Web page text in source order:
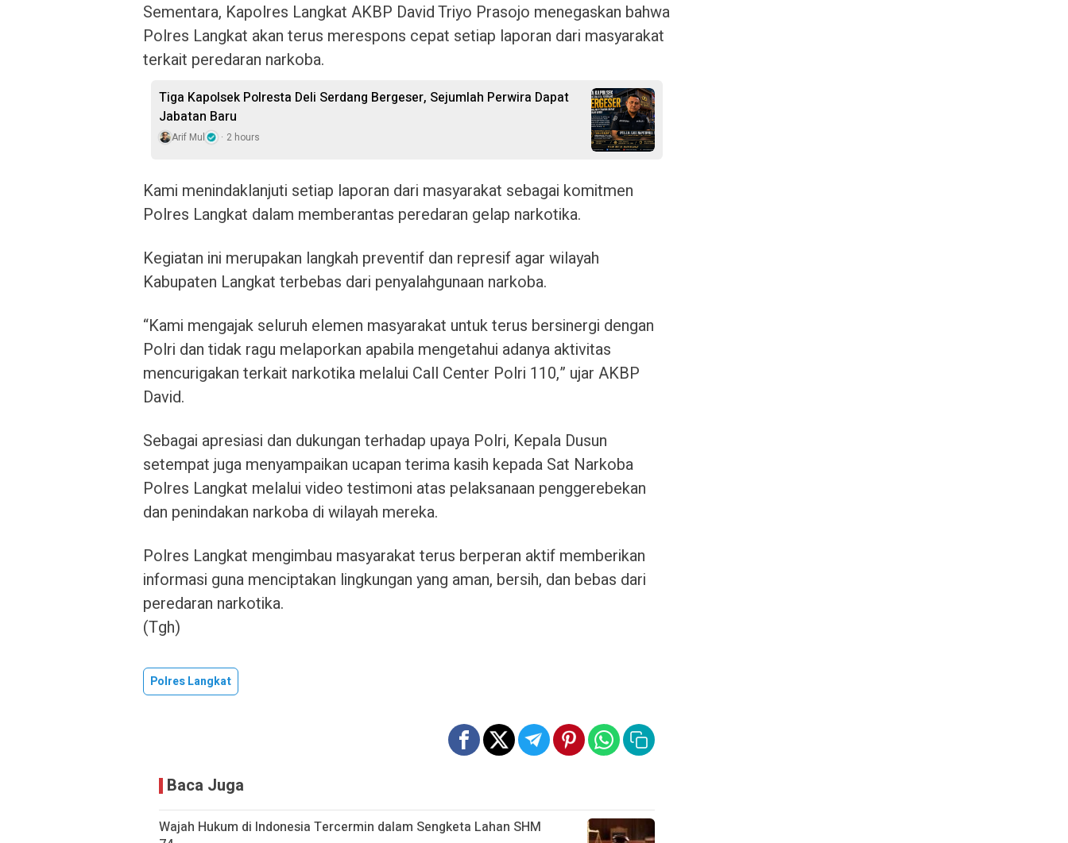
Sementara, Kapolres Langkat AKBP David Triyo Prasojo menegaskan bahwa
Polres Langkat akan terus merespons cepat setiap laporan dari masyarakat
terkait peredaran narkoba.
Tiga Kapolsek Polresta Deli Serdang Bergeser, Sejumlah Perwira Dapat
Jabatan Baru
Arif Mul 2 hours
Kami menindaklanjuti setiap laporan dari masyarakat sebagai komitmen
Polres Langkat dalam memberantas peredaran gelap narkotika.
Kegiatan ini merupakan langkah preventif dan represif agar wilayah
Kabupaten Langkat terbebas dari penyalahgunaan narkoba.
“Kami mengajak seluruh elemen masyarakat untuk terus bersinergi dengan
Polri dan tidak ragu melaporkan apabila mengetahui adanya aktivitas
mencurigakan terkait narkotika melalui Call Center Polri 110,” ujar AKBP
David.
Sebagai apresiasi dan dukungan terhadap upaya Polri, Kepala Dusun
setempat juga menyampaikan ucapan terima kasih kepada Sat Narkoba
Polres Langkat melalui video testimoni atas pelaksanaan penggerebekan
dan penindakan narkoba di wilayah mereka.
Polres Langkat mengimbau masyarakat terus berperan aktif memberikan
informasi guna menciptakan lingkungan yang aman, bersih, dan bebas dari
peredaran narkotika.
(Tgh)
Polres Langkat
Baca Juga
Wajah Hukum di Indonesia Tercermin dalam Sengketa Lahan SHM